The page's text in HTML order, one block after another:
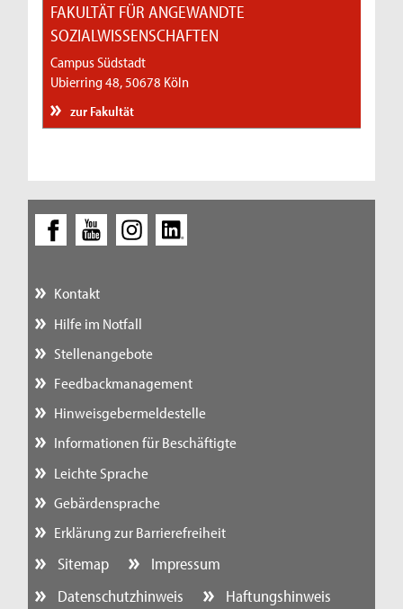
FAKULTÄT FÜR ANGEWANDTE
SOZIALWISSENSCHAFTEN
Campus Südstadt
Ubierring 48, 50678 Köln
zur Fakultät
Kontakt
Hilfe im Notfall
Stellenangebote
Feedbackmanagement
Hinweisgebermeldestelle
Informationen für Beschäftigte
Leichte Sprache
Gebärdensprache
Erklärung zur Barrierefreiheit
Sitemap
Impressum
Datenschutzhinweis
Haftungshinweis